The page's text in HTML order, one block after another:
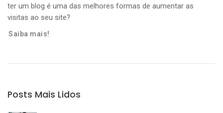
ter um blog é uma das melhores formas de aumentar as
visitas ao seu site?
Saiba mais!
Posts Mais Lidos